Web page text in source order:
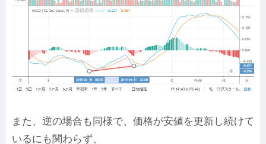
また、逆の場合も同様で、価格が安値を更新し続けて
いるにも関わらず、